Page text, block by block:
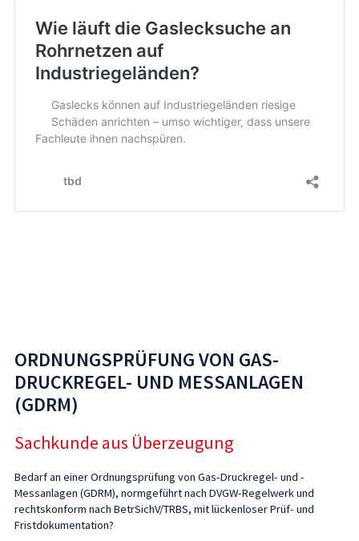
ORDNUNGSPRÜFUNG VON GAS-
DRUCKREGEL- UND MESSANLAGEN
(GDRM)
Sachkunde aus Überzeugung
Bedarf an einer Ordnungsprüfung von Gas-Druckregel- und -
Messanlagen (GDRM), normgeführt nach DVGW-Regelwerk und
rechtskonform nach BetrSichV/TRBS, mit lückenloser Prüf- und
Fristdokumentation?